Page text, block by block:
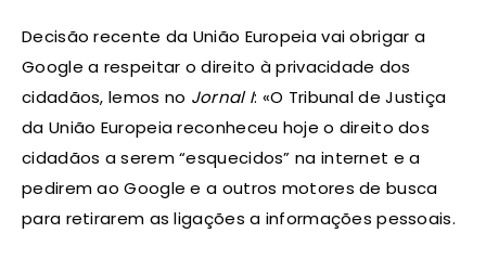
Decisão recente da União Europeia vai obrigar a
Google a respeitar o direito à privacidade dos
cidadãos, lemos no Jornal I: «O Tribunal de Justiça
da União Europeia reconheceu hoje o direito dos
cidadãos a serem “esquecidos” na internet e a
pedirem ao Google e a outros motores de busca
para retirarem as ligações a informações pessoais.